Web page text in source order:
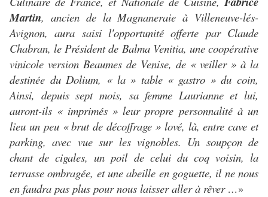
Martin, ancien de la Magnaneraie à Villeneuve-lés-
Avignon, aura saisi l'opportunité offerte par Claude
Chabran, le Président de Balma Venitia, une coopérative
vinicole version Beaumes de Venise, de « veiller » à la
destinée du Dolium, « la » table « gastro » du coin,
Ainsi, depuis sept mois, sa femme Laurianne et lui,
auront-ils « imprimés » leur propre personnalité à un
lieu un peu « brut de décoffrage » lové, là, entre cave et
parking, avec vue sur les vignobles. Un soupçon de
chant de cigales, un poil de celui du coq voisin, la
terrasse ombragée, et une abeille en goguette, il ne nous
en faudra pas plus pour nous laisser aller à rêver …»